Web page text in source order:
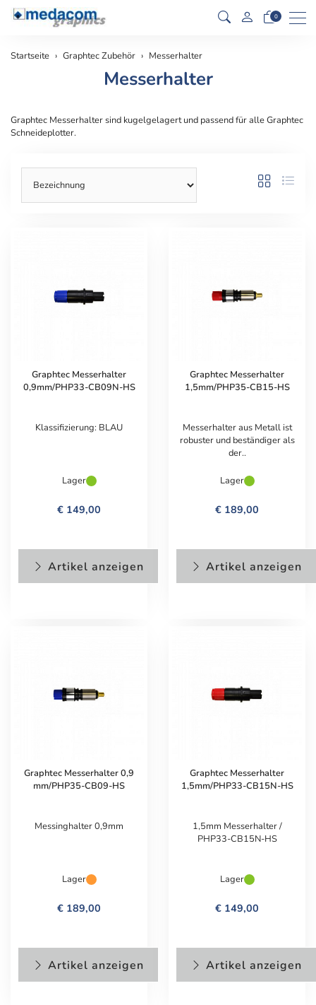
0
Startseite Graphtec Zubehör Messerhalter
Messerhalter
Graphtec Messerhalter sind kugelgelagert und passend für alle Graphtec
Schneideplotter.
Graphtec Messerhalter
0,9mm/PHP33-CB09N-HS
Klassifizierung: BLAU
Lager
€ 149,00
Artikel anzeigen
Graphtec Messerhalter
1,5mm/PHP35-CB15-HS
Messerhalter aus Metall ist
robuster und beständiger als
der..
Lager
€ 189,00
Artikel anzeigen
Graphtec Messerhalter 0,9
mm/PHP35-CB09-HS
Messinghalter 0,9mm
Lager
€ 189,00
Artikel anzeigen
Graphtec Messerhalter
1,5mm/PHP33-CB15N-HS
1,5mm Messerhalter /
PHP33-CB15N-HS
Lager
€ 149,00
Artikel anzeigen